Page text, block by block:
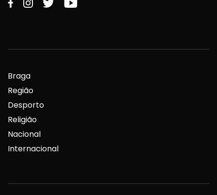
Braga
Região
Desporto
Religião
Nacional
Internacional